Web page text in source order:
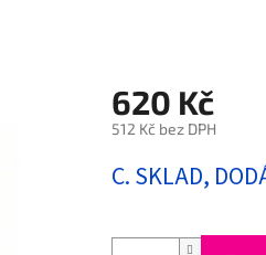
620 Kč
512 Kč bez DPH
cena:
C. SKLAD,